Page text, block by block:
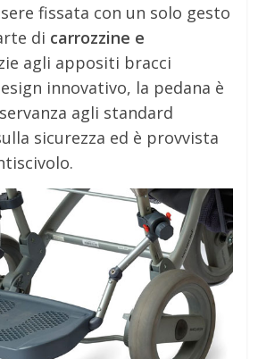
fissata con un solo gesto
di carrozzine e
agli appositi bracci
innovativo, la pedana è
agli standard
sicurezza ed è provvista